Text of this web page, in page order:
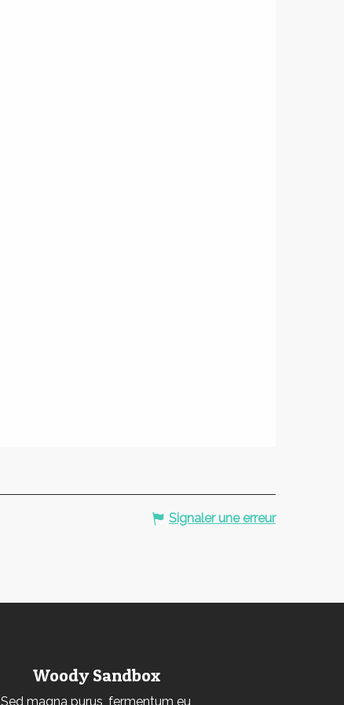
Signaler une erreur
Woody Sandbox
Sed magna purus, fermentum eu,